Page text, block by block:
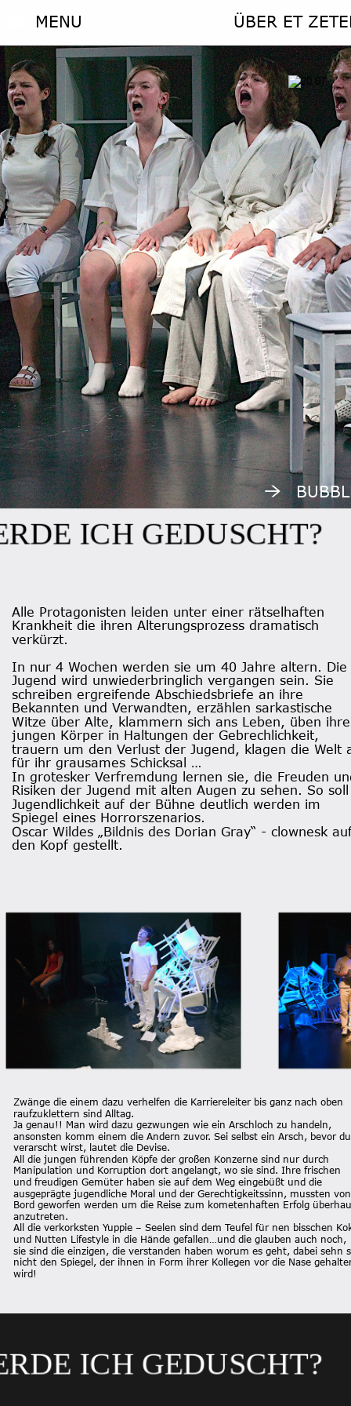
Alle Protagonisten leiden unter einer rätselhaften
Krankheit die ihren Alterungsprozess dramatisch
verkürzt.
In nur 4 Wochen werden sie um 40 Jahre altern. Die
Jugend wird unwiederbringlich vergangen sein. Sie
schreiben ergreifende Abschiedsbriefe an ihre
Bekannten und Verwandten, erzählen sarkastische
Witze über Alte, klammern sich ans Leben, üben
jungen Körper in Haltungen der Gebrechlichkeit,
trauern um den Verlust der Jugend, klagen die Welt
für ihr grausames Schicksal …
In grotesker Verfremdung lernen sie, die Freuden
Risiken der Jugend mit alten Augen zu sehen. So
Jugendlichkeit auf der Bühne deutlich werden im
Spiegel eines Horrorszenarios.
Oscar Wildes „Bildnis des Dorian Gray“ - clownesk
den Kopf gestellt.
Zwänge die einem dazu verhelfen die Karriereleiter bis ganz nach oben
raufzuklettern sind Alltag.
Ja genau!! Man wird dazu gezwungen wie ein Arschloch zu handeln,
ansonsten komm einem die Andern zuvor. Sei selbst ein Arsch, bevor
verarscht wirst, lautet die Devise.
All die jungen führenden Köpfe der großen Konzerne sind nur durch
Manipulation und Korruption dort angelangt, wo sie sind. Ihre frischen
und freudigen Gemüter haben sie auf dem Weg eingebüßt und die
ausgeprägte jugendliche Moral und der Gerechtigkeitssinn, mussten
Bord geworfen werden um die Reise zum kometenhaften Erfolg
anzutreten.
All die verkorksten Yuppie – Seelen sind dem Teufel für nen bisschen
und Nutten Lifestyle in die Hände gefallen…und die glauben auch noch,
sie sind die einzigen, die verstanden haben worum es geht, dabei sehn
nicht den Spiegel, der ihnen in Form ihrer Kollegen vor die Nase
wird!
ICH
ICH
MENU ÜBER ET
ÜBER ET
MENU